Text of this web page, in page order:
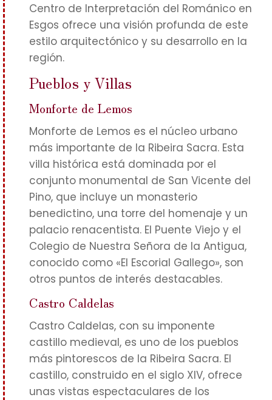
Centro de Interpretación del Románico en
Esgos ofrece una visión profunda de este
estilo arquitectónico y su desarrollo en la
región.
Pueblos y Villas
Monforte de Lemos
Monforte de Lemos es el núcleo urbano
más importante de la Ribeira Sacra. Esta
villa histórica está dominada por el
conjunto monumental de San Vicente del
Pino, que incluye un monasterio
benedictino, una torre del homenaje y un
palacio renacentista. El Puente Viejo y el
Colegio de Nuestra Señora de la Antigua,
conocido como «El Escorial Gallego», son
otros puntos de interés destacables.
Castro Caldelas
Castro Caldelas, con su imponente
castillo medieval, es uno de los pueblos
más pintorescos de la Ribeira Sacra. El
castillo, construido en el siglo XIV, ofrece
unas vistas espectaculares de los